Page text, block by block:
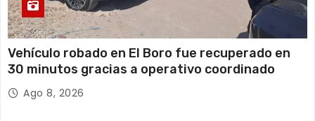
Vehículo robado en El Boro fue recuperado en
30 minutos gracias a operativo coordinado
Ago 8, 2026